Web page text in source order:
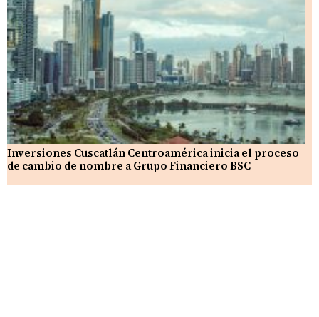
Inversiones Cuscatlán Centroamérica inicia el proceso
de cambio de nombre a Grupo Financiero BSC